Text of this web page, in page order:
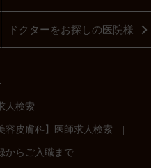
ドクターをお探しの医院様
人検索
容皮膚科】医師求人検索 |
からご入職まで